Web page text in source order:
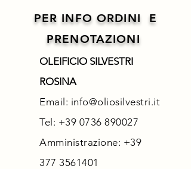
PER INFO ORDINI E
PRENOTAZIONI
OLEIFICIO SILVESTRI
ROSINA
Email: info@oliosilvestri.it
Tel: +39 0736 890027
Amministrazione: +39
377 3561401